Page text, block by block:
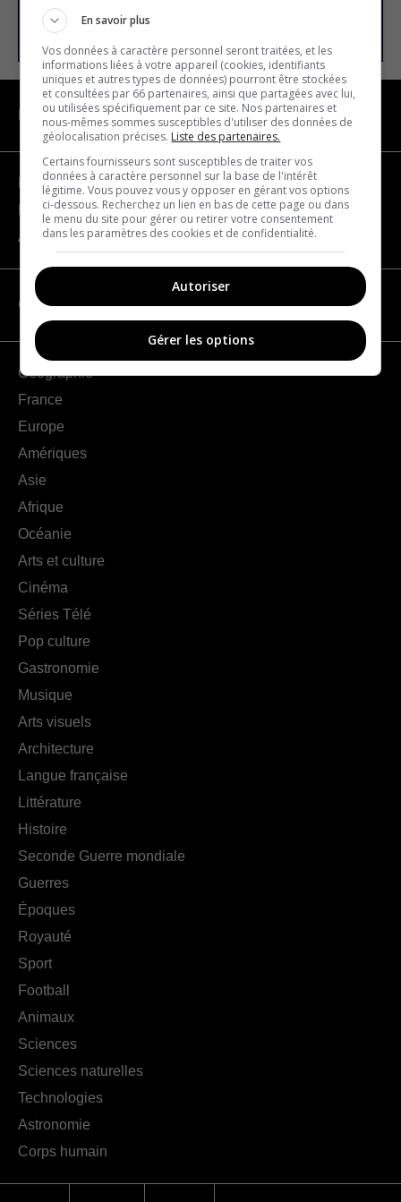
S’INSCRIRE
NAVIGATION
Devenir partenaire
Nous joindre
À propos
CATÉGORIES
Géographie
France
Europe
Amériques
Asie
Afrique
Océanie
Arts et culture
Cinéma
Séries Télé
Pop culture
Gastronomie
Musique
Arts visuels
Architecture
Langue française
Littérature
Histoire
Seconde Guerre mondiale
Guerres
Époques
Royauté
Sport
Football
Animaux
Sciences
Sciences naturelles
Technologies
Astronomie
Corps humain
En savoir plus
Vos données à caractère personnel seront traitées, et les
informations liées à votre appareil (cookies, identifiants
uniques et autres types de données) pourront être stockées
et consultées par 66 partenaires, ainsi que partagées avec lui,
ou utilisées spécifiquement par ce site. Nos partenaires et
nous-mêmes sommes susceptibles d'utiliser des données de
géolocalisation précises. Liste des partenaires.
Certains fournisseurs sont susceptibles de traiter vos
données à caractère personnel sur la base de l'intérêt
légitime. Vous pouvez vous y opposer en gérant vos options
ci-dessous. Recherchez un lien en bas de cette page ou dans
le menu du site pour gérer ou retirer votre consentement
dans les paramètres des cookies et de confidentialité.
Autoriser
Gérer les options